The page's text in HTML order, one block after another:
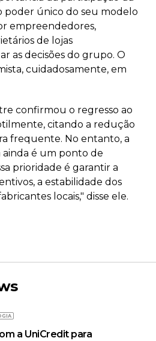
poder único do seu modelo
empreendedores,
de lojas
as decisões do grupo. O
cuidadosamente, em
confirmou o regresso ao
citando a redução
frequente. No entanto, a
é um ponto de
prioridade é garantir a
a estabilidade dos
locais," disse ele.
a UniCredit para